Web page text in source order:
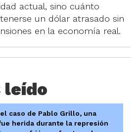
actual, sino cuánto
un dólar atrasado sin
en la economía real.
leído
caso de Pablo Grillo, una
herida durante la represión